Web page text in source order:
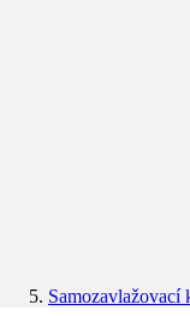
Samozavlažovací